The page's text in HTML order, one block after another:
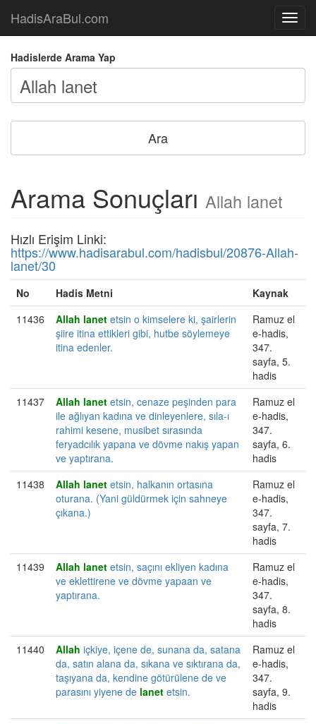
Açılır
Menü
HadisAraBul.com
Hadislerde Arama Yap
Arama Sonuçları Allah lanet
Hızlı Erişim Linki:
https://www.hadisarabul.com/hadisbul/20876-Allah-
lanet/30
No Hadis Metni
Kaynak
11436
Allah lanet etsin o kimselere ki, şairlerin
şiire itina ettikleri gibi, hutbe söylemeye
itina edenler.
Ramuz el
e-hadis,
347.
sayfa, 5.
hadis
11437
Allah lanet etsin, cenaze peşinden para
ile ağlıyan kadına ve dinleyenlere, sıla-ı
rahimi kesene, musibet sırasında
feryadcılık yapana ve dövme nakış yapan
ve yaptırana.
Ramuz el
e-hadis,
347.
sayfa, 6.
hadis
11438
Allah lanet etsin, halkanın ortasına
oturana. (Yani güldürmek için sahneye
çıkana.)
Ramuz el
e-hadis,
347.
sayfa, 7.
hadis
11439
Allah lanet etsin, saçını ekliyen kadına
ve eklettirene ve dövme yapaan ve
yaptırana.
Ramuz el
e-hadis,
347.
sayfa, 8.
hadis
11440
Allah içkiye, içene de, sunana da, satana
da, satın alana da, sıkana ve sıktırana da,
taşıyana da, kendine götürülene de ve
parasını yiyene de lanet etsin.
Ramuz el
e-hadis,
347.
sayfa, 9.
hadis